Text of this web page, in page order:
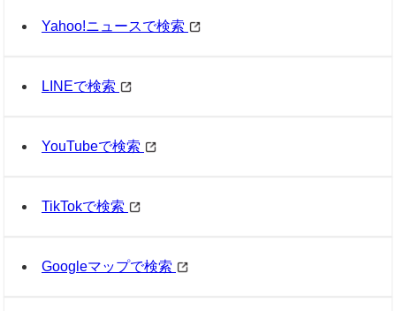
Yahoo!ニュースで検索
LINEで検索
YouTubeで検索
TikTokで検索
Googleマップで検索